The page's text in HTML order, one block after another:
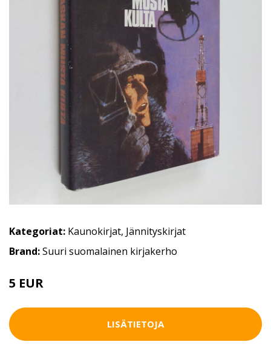
Kategoriat: Kaunokirjat, Jännityskirjat
Brand:Suuri suomalainen kirjakerho
5 EUR
LISÄTIETOJA